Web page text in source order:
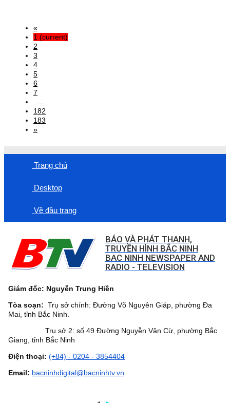
«
1 (current)
2
3
4
5
6
7
182
183
»
Trang chủ
Desktop
Về đầu trang
BÁO VÀ PHÁT THANH,
TRUYỀN HÌNH BẮC NINH
BAC NINH NEWSPAPER AND
RADIO - TELEVISION
Giám đốc: Nguyễn Trung Hiền
Tòa soạn: Trụ sở chính: Đường Võ Nguyên Giáp, phường Đa
Mai, tỉnh Bắc Ninh.
Trụ sở 2: số 49 Đường Nguyễn Văn Cừ, phường Bắc
Giang, tỉnh Bắc Ninh
Điện thoại: (+84) - 0204 - 3854404
Email: bacninhdigital@bacninhtv.vn